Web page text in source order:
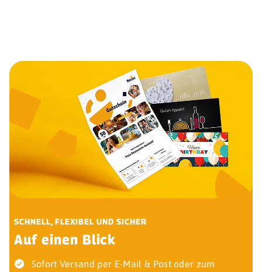
SCHNELL, FLEXIBEL UND SICHER
Auf einen Blick
Sofort Versand per E-Mail & Post oder zum